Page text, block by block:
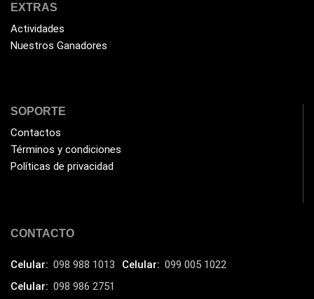
EXTRAS
Actividades
Nuestros Ganadores
SOPORTE
Contactos
Términos y condiciones
Políticas de privacidad
CONTACTO
Celular: 098 988 1013 Celular: 099 005 1022
Celular: 098 986 2751